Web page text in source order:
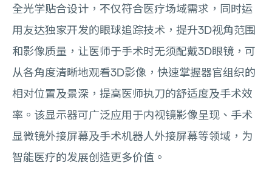
全光学贴合设计，不仅符合医疗场域需求，同时运
用友达独家开发的眼球追踪技术，提升3D视角范围
和影像质量，让医师于手术时无须配戴3D眼镜，可
从各角度清晰地观看3D影像，快速掌握器官组织的
相对位置及景深，提高医师执刀的舒适度及手术效
率。该显示器可广泛应用于内视镜影像呈现、手术
显微镜外接屏幕及手术机器人外接屏幕等领域，为
智能医疗的发展创造更多价值。